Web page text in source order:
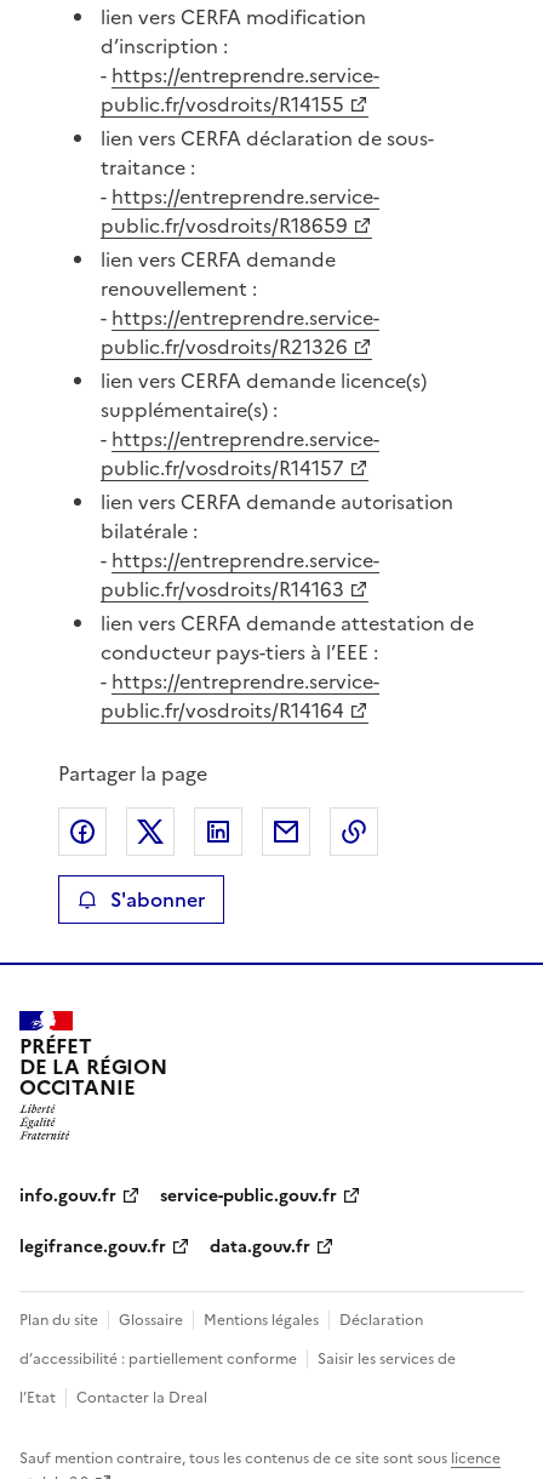
lien vers CERFA modification
d’inscription :
- https://entreprendre.service-
public.fr/vosdroits/R14155
lien vers CERFA déclaration de sous-
traitance :
- https://entreprendre.service-
public.fr/vosdroits/R18659
lien vers CERFA demande
renouvellement :
- https://entreprendre.service-
public.fr/vosdroits/R21326
lien vers CERFA demande licence(s)
supplémentaire(s) :
- https://entreprendre.service-
public.fr/vosdroits/R14157
lien vers CERFA demande autorisation
bilatérale :
- https://entreprendre.service-
public.fr/vosdroits/R14163
lien vers CERFA demande attestation de
conducteur pays-tiers à l’EEE :
- https://entreprendre.service-
public.fr/vosdroits/R14164
Partager la page
Partager sur Facebook
Partager sur XPartager sur LinkedIn
Partager par email
S'abonner
PRÉFET
DE LA RÉGION
OCCITANIE
info.gouv.fr
service-public.gouv.fr
legifrance.gouv.fr
data.gouv.fr
Plan du site Glossaire Mentions légales
Déclaration
d’accessibilité : partiellement conforme
Saisir les services de
l’Etat
Contacter la Dreal
Sauf mention contraire, tous les contenus de ce site sont sous licence